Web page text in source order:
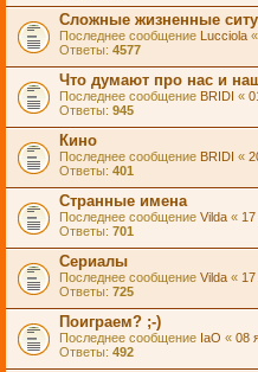
Сложные жизненные
Последнее сообщение Lucciola «
Ответы: 4577
Что думают про нас и
Последнее сообщение BRIDI «
Ответы: 945
Кино
Последнее сообщение BRIDI «
Ответы: 401
Странные имена
Последнее сообщение Vilda «
Ответы: 701
Сериалы
Последнее сообщение Vilda «
Ответы: 725
Поиграем? ;-)
Последнее сообщение IaO « 08
Ответы: 492